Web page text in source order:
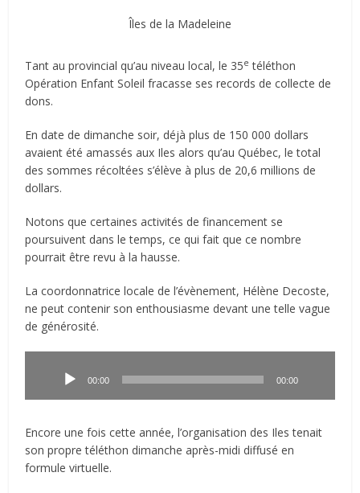
Îles de la Madeleine
Tant au provincial qu’au niveau local, le 35e téléthon
Opération Enfant Soleil fracasse ses records de collecte de
dons.
En date de dimanche soir, déjà plus de 150 000 dollars
avaient été amassés aux Iles alors qu’au Québec, le total
des sommes récoltées s’élève à plus de 20,6 millions de
dollars.
Notons que certaines activités de financement se
poursuivent dans le temps, ce qui fait que ce nombre
pourrait être revu à la hausse.
La coordonnatrice locale de l’évènement, Hélène Decoste,
ne peut contenir son enthousiasme devant une telle vague
de générosité.
00:00 00:00
Encore une fois cette année, l’organisation des Iles tenait
son propre téléthon dimanche après-midi diffusé en
formule virtuelle.